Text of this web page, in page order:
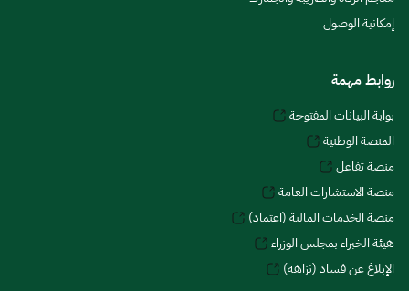
إمكانية الوصول
روابط مهمة
بوابة البيانات المفتوحة
المنصة الوطنية
منصة تفاعل
منصة الاستشارات العامة
منصة الخدمات المالية (اعتماد)
هيئة الخبراء بمجلس الوزراء
الإبلاغ عن فساد (نزاهة)